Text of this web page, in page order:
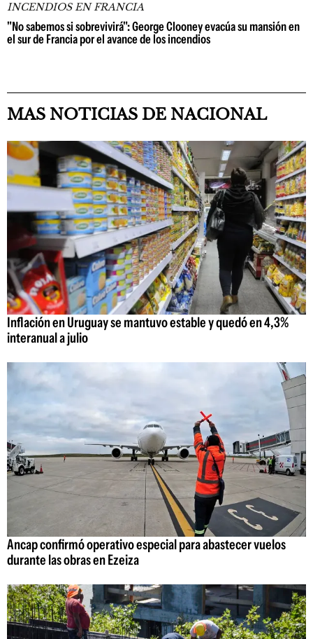
INCENDIOS EN FRANCIA
"No sabemos si sobrevivirá": George Clooney evacúa su mansión en
el sur de Francia por el avance de los incendios
MAS NOTICIAS DE NACIONAL
Inflación en Uruguay se mantuvo estable y quedó en 4,3%
interanual a julio
Ancap confirmó operativo especial para abastecer vuelos
durante las obras en Ezeiza